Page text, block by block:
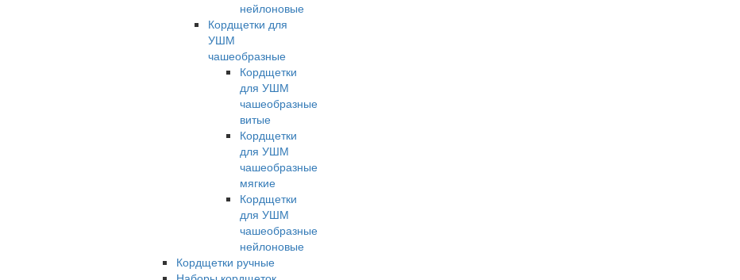
нейлоновые
Кордщетки для
УШМ
чашеобразные
Кордщетки
для УШМ
чашеобразные
витые
Кордщетки
для УШМ
чашеобразные
мягкие
Кордщетки
для УШМ
чашеобразные
нейлоновые
Кордщетки ручные